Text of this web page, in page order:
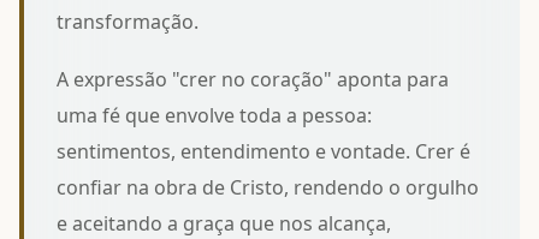
transformação.
A expressão "crer no coração" aponta para
uma fé que envolve toda a pessoa:
sentimentos, entendimento e vontade. Crer é
confiar na obra de Cristo, rendendo o orgulho
e aceitando a graça que nos alcança,